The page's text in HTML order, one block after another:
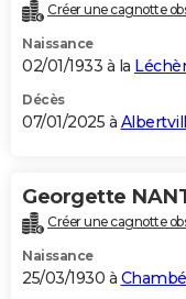
Créer une cagnotte
Naissance
02/01/1933 à la
Décès
07/01/2025 à
Georgette
Créer une cagnotte
Naissance
25/03/1930 à